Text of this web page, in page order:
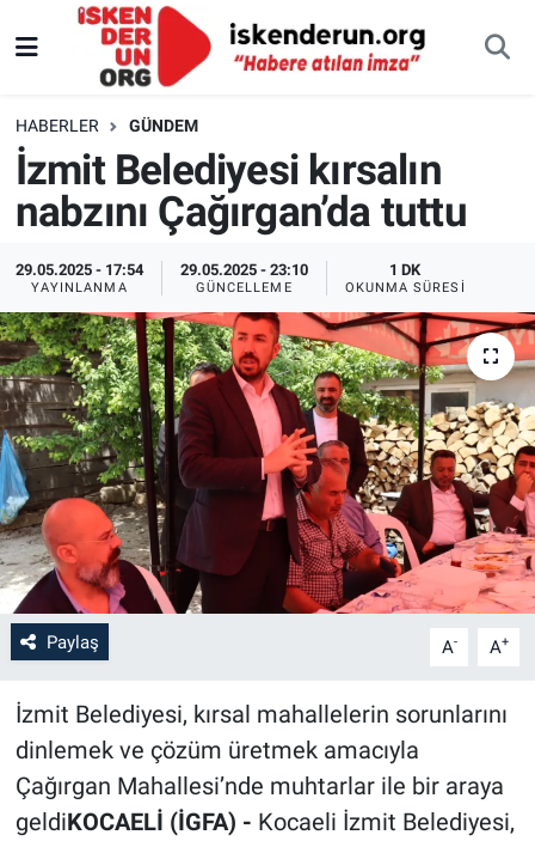
HABERLER GÜNDEM
İzmit Belediyesi kırsalın
nabzını Çağırgan’da tuttu
29.05.2025 - 17:54
YAYINLANMA
29.05.2025 - 23:10
GÜNCELLEME
1 DK
OKUNMA SÜRESI
Paylaş A- A+
İzmit Belediyesi, kırsal mahallelerin sorunlarını
dinlemek ve çözüm üretmek amacıyla
Çağırgan Mahallesi’nde muhtarlar ile bir araya
geldiKOCAELİ (İGFA) - Kocaeli İzmit Belediyesi,